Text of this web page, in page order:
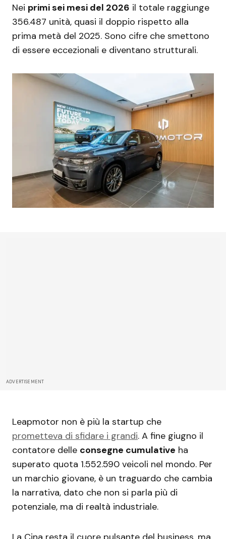
Nei primi sei mesi del 2026 il totale raggiunge
356.487 unità, quasi il doppio rispetto alla
prima metà del 2025. Sono cifre che smettono
di essere eccezionali e diventano strutturali.
ADVERTISEMENT
Leapmotor non è più la startup che
prometteva di sfidare i grandi. A fine giugno il
contatore delle consegne cumulative ha
superato quota 1.552.590 veicoli nel mondo. Per
un marchio giovane, è un traguardo che cambia
la narrativa, dato che non si parla più di
potenziale, ma di realtà industriale.